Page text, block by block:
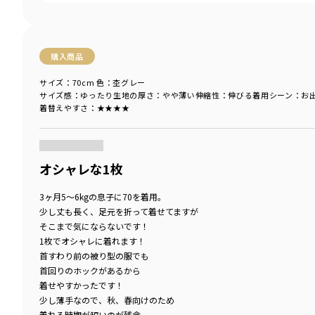
購入商品
サイズ感 ：ゆったり 生地の厚さ ：やや薄い伸縮性 ：伸びる着用シーン ：お
着替えやすさ ：★★★★
サイズ：70cm 色：杢グレー
オシャレな1枚
3ヶ月5～6kgの息子に70を着用。
少し丈も長く、足元を折って着せてますが
そこまで気にならないです！
1枚でオシャレに着れます！
首すわり前の被り型の服でも
首回りのホックがあるから
着せやすかったです！
少し薄手なので、秋、春向けのため